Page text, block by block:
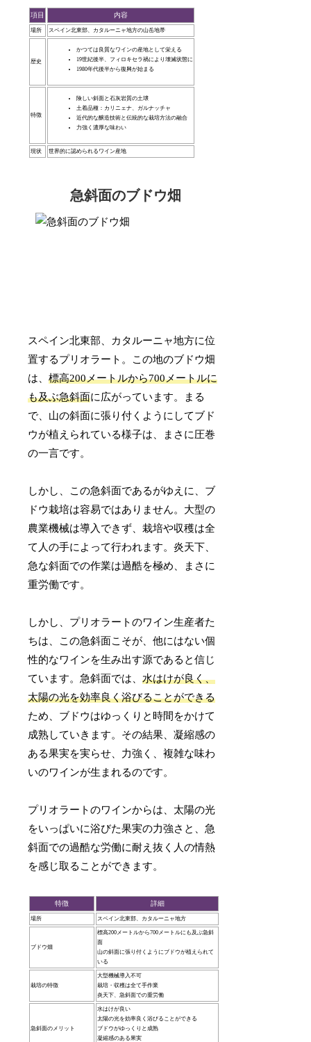
項目 内容
場所 スペイン北東部、カタルーニャ地方の山岳地帯
歴史
かつては良質なワインの産地として栄える
19世紀後半、フィロキセラ禍により壊滅状態に
1980年代後半から復興が始まる
特徴
険しい斜面と石灰岩質の土壌
土着品種：カリニェナ、ガルナッチャ
近代的な醸造技術と伝統的な栽培方法の融合
力強く濃厚な味わい
現状 世界的に認められるワイン産地
急斜面のブドウ畑
スペイン北東部、カタルーニャ地方に位
置するプリオラート。この地のブドウ畑
は、標高200メートルから700メートルに
も及ぶ急斜面に広がっています。まる
で、山の斜面に張り付くようにしてブド
ウが植えられている様子は、まさに圧巻
の一言です。
しかし、この急斜面であるがゆえに、ブ
ドウ栽培は容易ではありません。大型の
農業機械は導入できず、栽培や収穫は全
て人の手によって行われます。炎天下、
急な斜面での作業は過酷を極め、まさに
重労働です。
しかし、プリオラートのワイン生産者た
ちは、この急斜面こそが、他にはない個
性的なワインを生み出す源であると信じ
ています。急斜面では、水はけが良く、
太陽の光を効率良く浴びることができる
ため、ブドウはゆっくりと時間をかけて
成熟していきます。その結果、凝縮感の
ある果実を実らせ、力強く、複雑な味わ
いのワインが生まれるのです。
プリオラートのワインからは、太陽の光
をいっぱいに浴びた果実の力強さと、急
斜面での過酷な労働に耐え抜く人の情熱
を感じ取ることができます。
特徴 詳細
場所 スペイン北東部、カタルーニャ地方
ブドウ畑
標高200メートルから700メートルにも及ぶ急斜
面
山の斜面に張り付くようにブドウが植えられて
いる
栽培の特徴
大型機械導入不可
栽培・収穫は全て手作業
炎天下、急斜面での重労働
急斜面のメリット
水はけが良い
太陽の光を効率良く浴びることができる
ブドウがゆっくりと成熟
凝縮感のある果実